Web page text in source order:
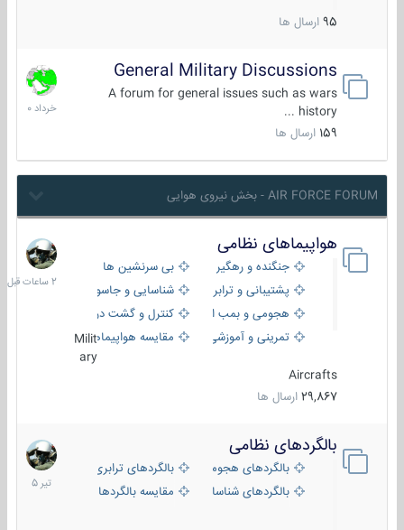
95 ارسال ها
General Military Discussions
A forum for general issues such as wars
history ...
159 ارسال ها
10
خرداد
1400
AIR FORCE FORUM - بخش نیروی هوایی
هواپیماهای نظامی
جنگنده و رهگیر
بی سرنشین ها
پشتیبانی و ترابری
شناسایی و جاسوسی
هجومی و بمب افکن
کنترل و گشت دریایی
تمرینی و آموزشی
مقایسه هواپیماهاMilit
ary
Aircrafts
29,867 ارسال ها
2
ساعات
قبل
بالگردهای نظامی
بالگردهای هجومی
بالگردهای ترابری
بالگردهای شناسایی
مقایسه بالگردها
22
تیر
1405